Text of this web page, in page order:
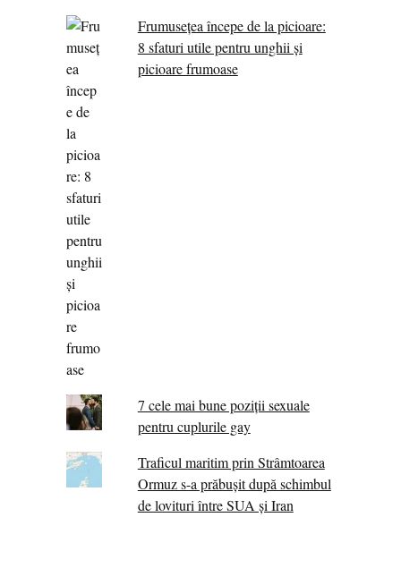
Frumusețea începe de la picioare:
8 sfaturi utile pentru unghii și
picioare frumoase
7 cele mai bune poziții sexuale
pentru cuplurile gay
Traficul maritim prin Strâmtoarea
Ormuz s-a prăbușit după schimbul
de lovituri între SUA şi Iran